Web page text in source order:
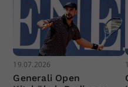
19.07.2026
Generali Open